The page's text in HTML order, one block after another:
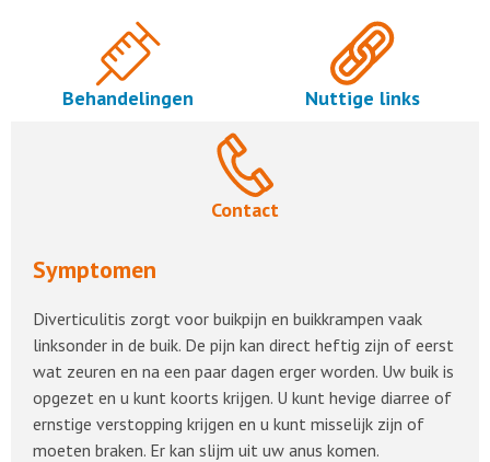
Behandelingen Nuttige links
Contact
Symptomen
Diverticulitis zorgt voor buikpijn en buikkrampen vaak
linksonder in de buik. De pijn kan direct heftig zijn of eerst
wat zeuren en na een paar dagen erger worden. Uw buik is
opgezet en u kunt koorts krijgen. U kunt hevige diarree of
ernstige verstopping krijgen en u kunt misselijk zijn of
moeten braken. Er kan slijm uit uw anus komen.